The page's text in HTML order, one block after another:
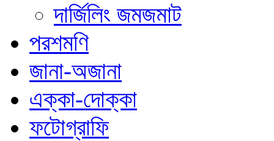
দার্জিলিং জমজমাট
পরশমণি
জানা-অজানা
এক্কা-দোক্কা
ফটোগ্রাফি